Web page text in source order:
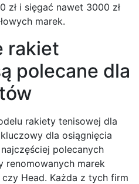
zł i sięgać nawet 3000 zł
marek.
rakiet
polecane dla
rakiety tenisowej dla
dla osiągnięcia
polecanych
renomowanych marek
Head. Każda z tych firm